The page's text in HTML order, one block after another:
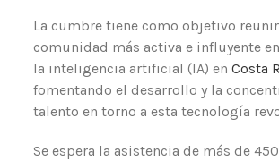
La cumbre tiene como objetivo
comunidad más activa e influyente
la inteligencia artificial (IA) en Costa
fomentando el desarrollo y la
talento en torno a esta tecnología
Se espera la asistencia de más de